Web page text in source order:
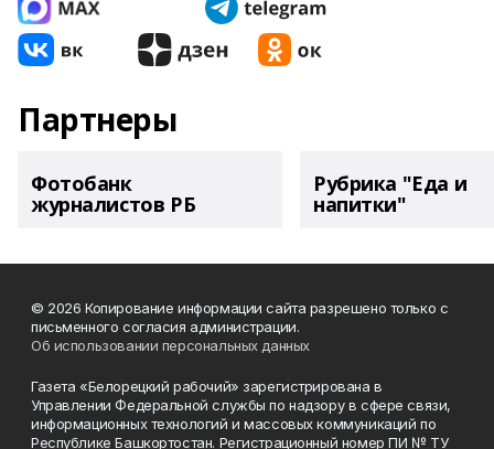
Партнеры
Фотобанк
журналистов РБ
Рубрика "Еда и
напитки"
© 2026 Копирование информации сайта разрешено только с
письменного согласия администрации.
Об использовании персональных данных
Газета «Белорецкий рабочий» зарегистрирована в
Управлении Федеральной службы по надзору в сфере связи,
информационных технологий и массовых коммуникаций по
Республике Башкортостан. Регистрационный номер ПИ № ТУ